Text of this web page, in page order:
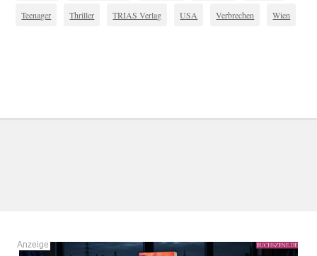
Teenager Thriller TRIAS Verlag USA Verbrechen Wien